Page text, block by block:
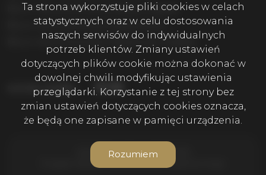
Biuro nieruchomości Piekary Śląskie
Biuro nieruchomości Radzionków
Biuro nieruchomości Miasteczko Śląskie
social media Facebook
Facebook
Facebook
WOLF Nieruchomości © 2026
Program dla biur nieruchomości
Galactica Virgo
Ta strona wykorzystuje pliki cookies w celach
statystycznych oraz w celu dostosowania
naszych serwisów do indywidualnych
potrzeb klientów. Zmiany ustawień
dotyczących plików cookie można dokonać w
dowolnej chwili modyfikując ustawienia
przeglądarki. Korzystanie z tej strony bez
zmian ustawień dotyczących cookies oznacza,
że będą one zapisane w pamięci urządzenia.
Rozumiem